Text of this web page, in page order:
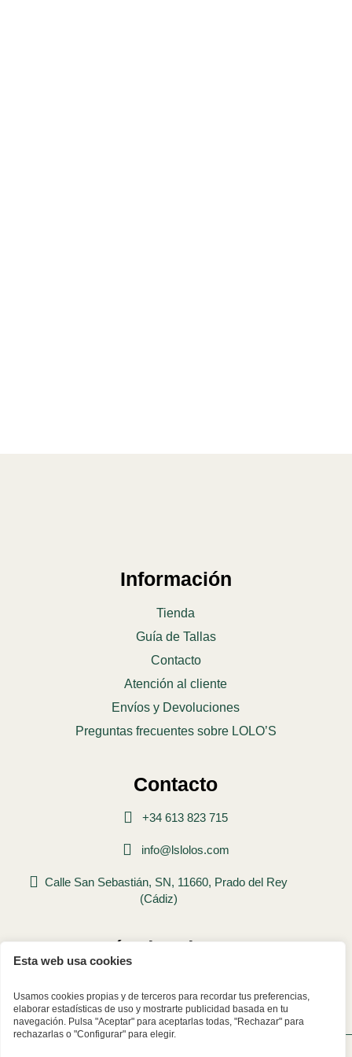
Esta web usa cookies
Usamos cookies propias y de terceros para recordar tus preferencias,
elaborar estadísticas de uso y mostrarte publicidad basada en tu
navegación. Pulsa "Aceptar" para aceptarlas todas, "Rechazar" para
rechazarlas o "Configurar" para elegir.
Información
Tienda
Guía de Tallas
Contacto
Atención al cliente
Envíos y Devoluciones
Preguntas frecuentes sobre LOLO’S
Contacto
+34 613 823 715
info@lslolos.com
Calle San Sebastián, SN, 11660, Prado del Rey
(Cádiz)
Métodos de pago